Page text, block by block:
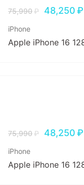
75,990₽ 48,250₽
iPhone
Apple iPhone 16
75,990₽ 48,250₽
iPhone
Apple iPhone 16